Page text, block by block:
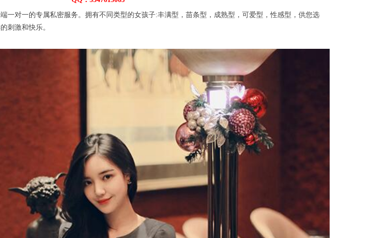
对一的专属私密服务。拥有不同类型的女孩子:丰满型，苗条型，成熟型，可爱型，性感型，供您选
刺激和快乐。